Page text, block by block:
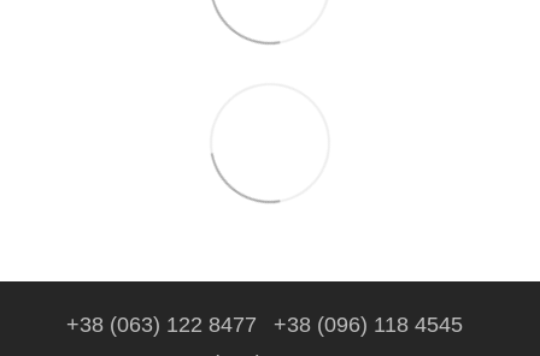
+38 (063) 122 8477
+38 (096) 118 4545